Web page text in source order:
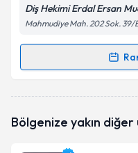
Diş Hekimi Erdal Ersan
Mahmudiye Mah. 202 Sok. 39/
Randevu
Size bu uzmandan
Bölgenize yakın